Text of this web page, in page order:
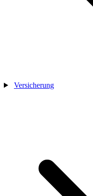
Versicherung